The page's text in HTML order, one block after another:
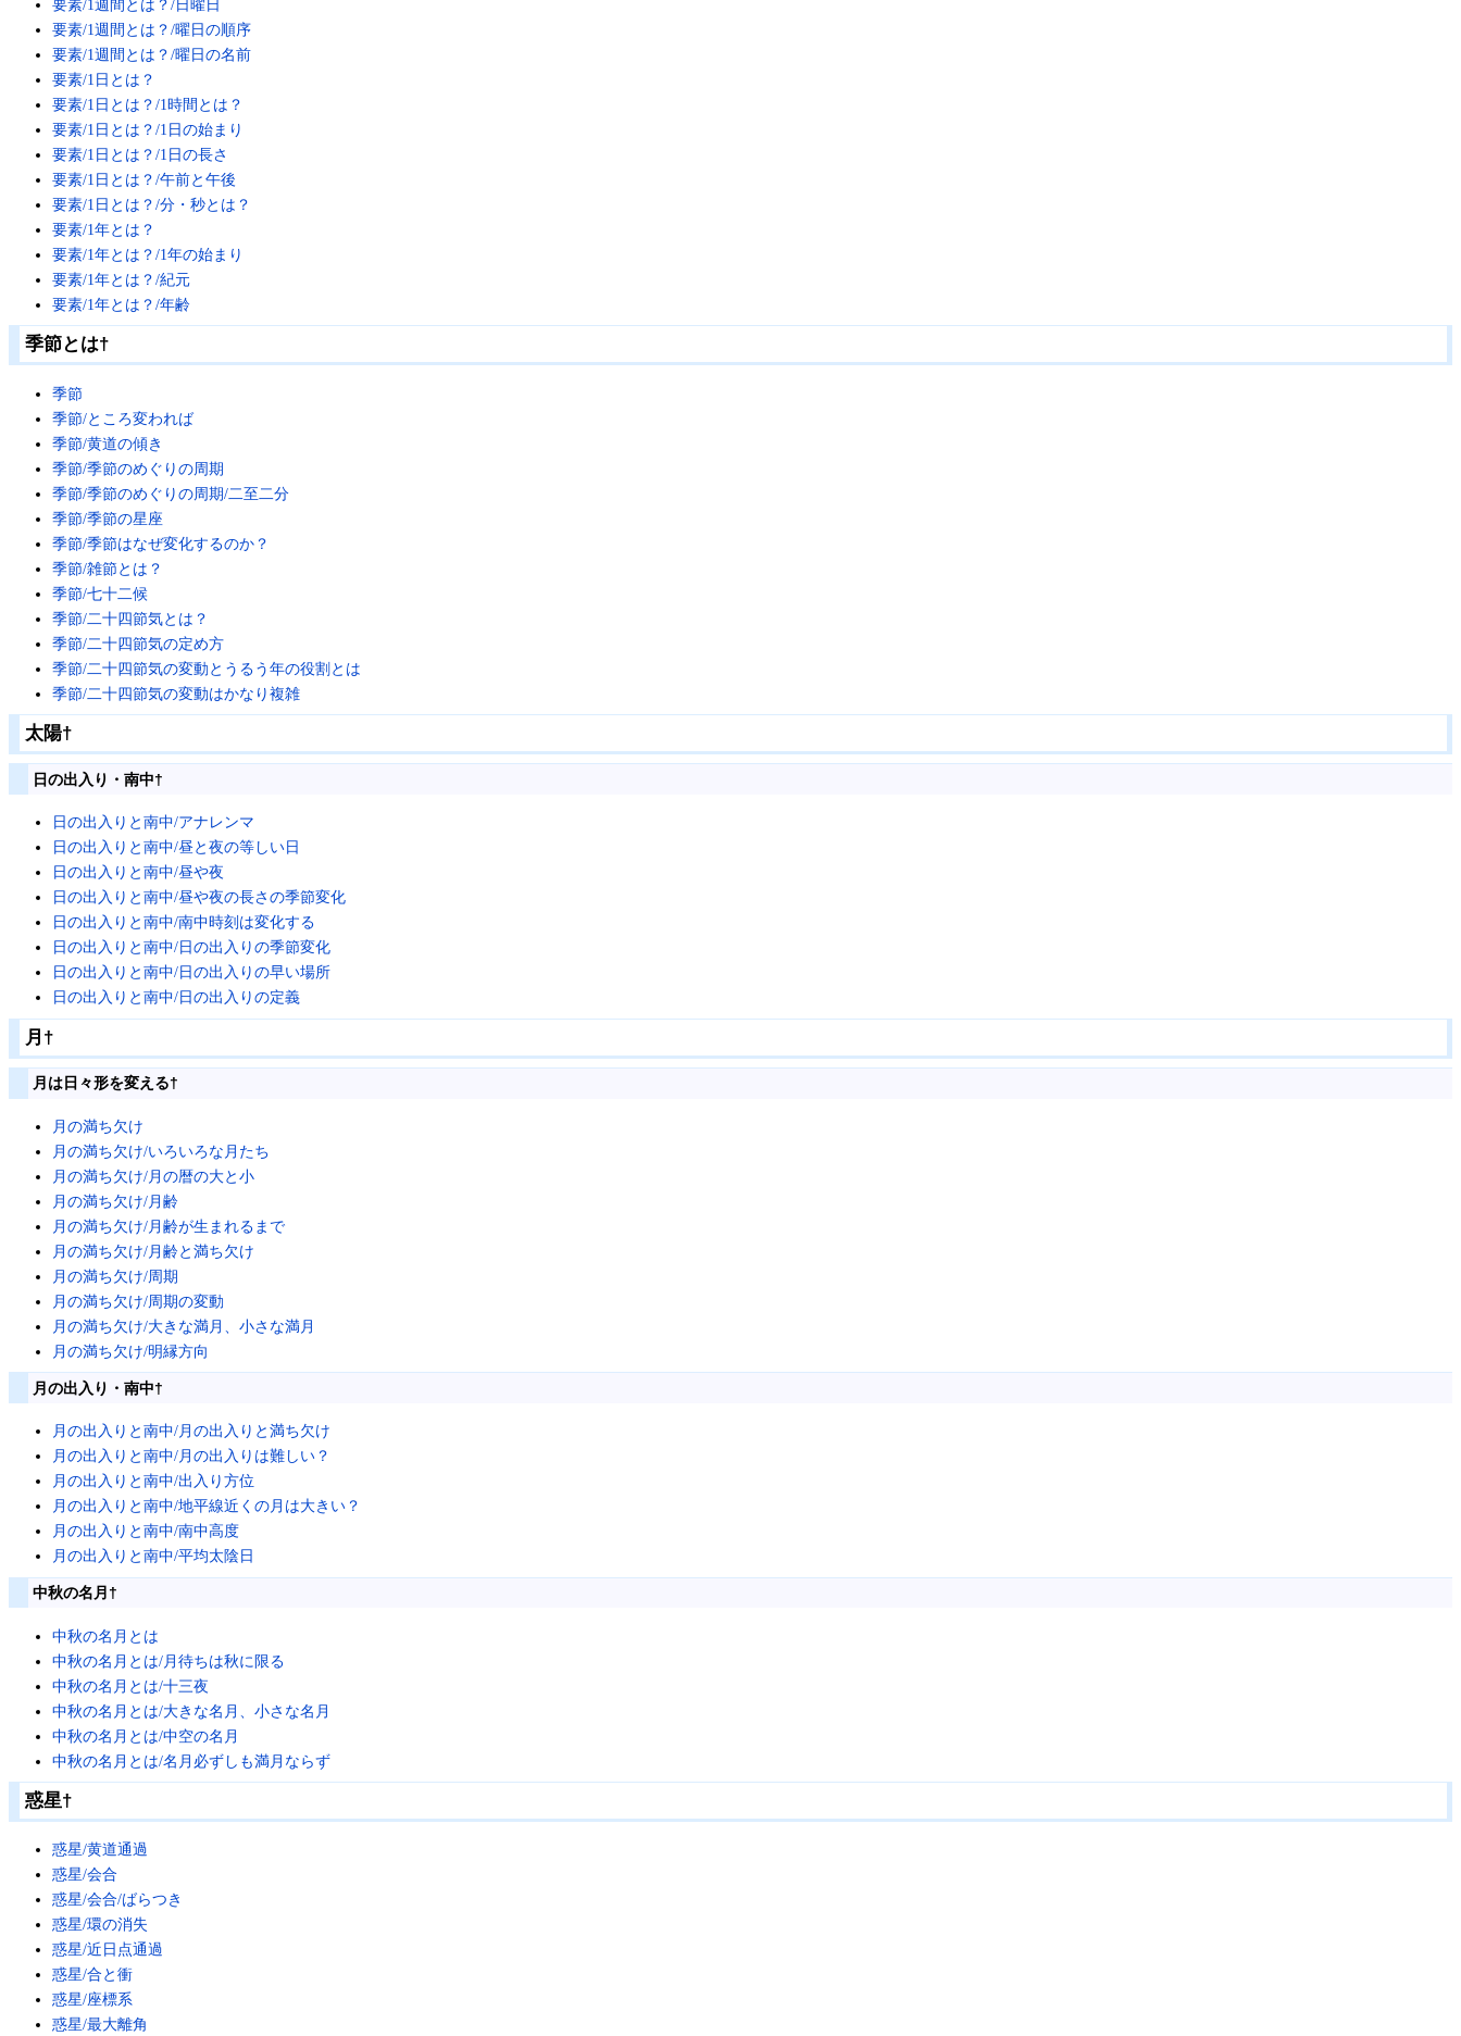
要素/1週間とは？/日曜日
要素/1週間とは？/曜日の順序
要素/1週間とは？/曜日の名前
要素/1日とは？
要素/1日とは？/1時間とは？
要素/1日とは？/1日の始まり
要素/1日とは？/1日の長さ
要素/1日とは？/午前と午後
要素/1日とは？/分・秒とは？
要素/1年とは？
要素/1年とは？/1年の始まり
要素/1年とは？/紀元
要素/1年とは？/年齢
季節とは†
季節
季節/ところ変われば
季節/黄道の傾き
季節/季節のめぐりの周期
季節/季節のめぐりの周期/二至二分
季節/季節の星座
季節/季節はなぜ変化するのか？
季節/雑節とは？
季節/七十二候
季節/二十四節気とは？
季節/二十四節気の定め方
季節/二十四節気の変動とうるう年の役割とは
季節/二十四節気の変動はかなり複雑
太陽†
日の出入り・南中†
日の出入りと南中/アナレンマ
日の出入りと南中/昼と夜の等しい日
日の出入りと南中/昼や夜
日の出入りと南中/昼や夜の長さの季節変化
日の出入りと南中/南中時刻は変化する
日の出入りと南中/日の出入りの季節変化
日の出入りと南中/日の出入りの早い場所
日の出入りと南中/日の出入りの定義
月 †
月は日々形を変える†
月の満ち欠け
月の満ち欠け/いろいろな月たち
月の満ち欠け/月の暦の大と小
月の満ち欠け/月齢
月の満ち欠け/月齢が生まれるまで
月の満ち欠け/月齢と満ち欠け
月の満ち欠け/周期
月の満ち欠け/周期の変動
月の満ち欠け/大きな満月、小さな満月
月の満ち欠け/明縁方向
月の出入り・南中†
月の出入りと南中/月の出入りと満ち欠け
月の出入りと南中/月の出入りは難しい？
月の出入りと南中/出入り方位
月の出入りと南中/地平線近くの月は大きい？
月の出入りと南中/南中高度
月の出入りと南中/平均太陰日
中秋の名月 †
中秋の名月とは
中秋の名月とは/月待ちは秋に限る
中秋の名月とは/十三夜
中秋の名月とは/大きな名月、小さな名月
中秋の名月とは/中空の名月
中秋の名月とは/名月必ずしも満月ならず
惑星†
惑星/黄道通過
惑星/会合
惑星/会合/ばらつき
惑星/環の消失
惑星/近日点通過
惑星/合と衝
惑星/座標系
惑星/最大離角